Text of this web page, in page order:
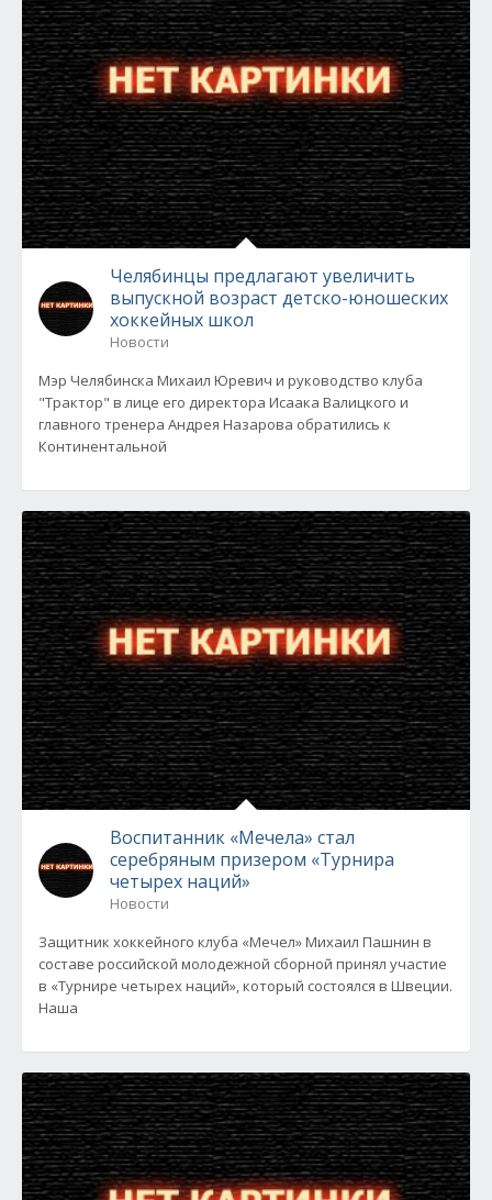
Челябинцы предлагают увеличить
выпускной возраст детско-юношеских
хоккейных школ
Новости
Мэр Челябинска Михаил Юревич и руководство клуба
"Трактор" в лице его директора Исаака Валицкого и
главного тренера Андрея Назарова обратились к
Континентальной
Воспитанник «Мечела» стал
серебряным призером «Турнира
четырех наций»
Новости
Защитник хоккейного клуба «Мечел» Михаил Пашнин в
составе российской молодежной сборной принял участие
в «Турнире четырех наций», который состоялся в Швеции.
Наша